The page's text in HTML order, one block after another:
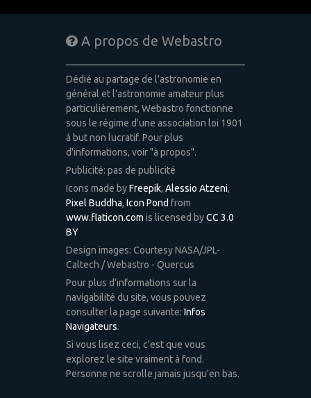
A propos de Webastro
Dédié au partage de l'astronomie en
général et l'astronomie amateur plus
particulièrement, Webastro fonctionne
sous le régime d'une association loi 1901
à but non lucratif. Pour plus
d'informations, voir "à propos".
Publicité: pas de publicité
Icons made byFreepik, Alessio Atzeni,
Pixel Buddha, Icon Pond from
www.flaticon.com is licensed byCC 3.0
BY
Design images: Courtesy NASA/JPL-
Caltech / Webastro - Quercus
Pour plus d'informations sur la
navigabilité du site, vous pouvez
consulter la page suivante: Infos
Navigateurs.
Si vous lisez ceci, c'est que vous
explorez le site vraiment à fond.
Personne ne scrolle jamais jusqu'en bas.